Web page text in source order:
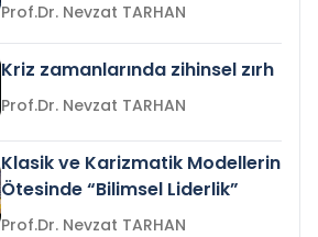
Prof.Dr. Nevzat TARHAN
Kriz zamanlarında zihinsel zırh
Prof.Dr. Nevzat TARHAN
Klasik ve Karizmatik Modellerin
Ötesinde “Bilimsel Liderlik”
Prof.Dr. Nevzat TARHAN